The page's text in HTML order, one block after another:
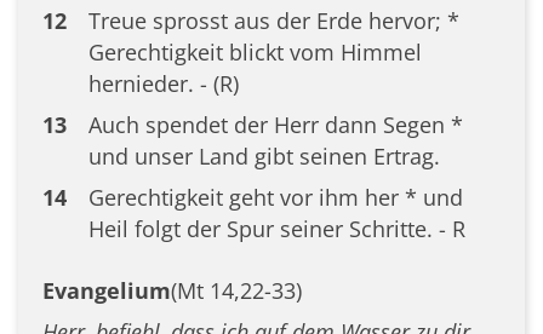
12
Treue sprosst aus der Erde hervor; *
Gerechtigkeit blickt vom Himmel
hernieder. - (R)
13
Auch spendet der Herr dann Segen *
und unser Land gibt seinen Ertrag.
14
Gerechtigkeit geht vor ihm her * und
Heil folgt der Spur seiner Schritte. - R
Evangelium(Mt 14,22-33)